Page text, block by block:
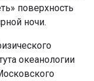
поверхность
ночи.
океанологии